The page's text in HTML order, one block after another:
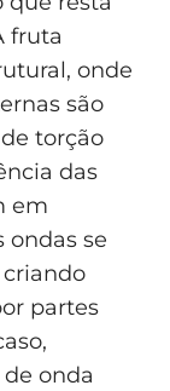
fruta
onde
são
torção
das
em
ondas se
partes
onda